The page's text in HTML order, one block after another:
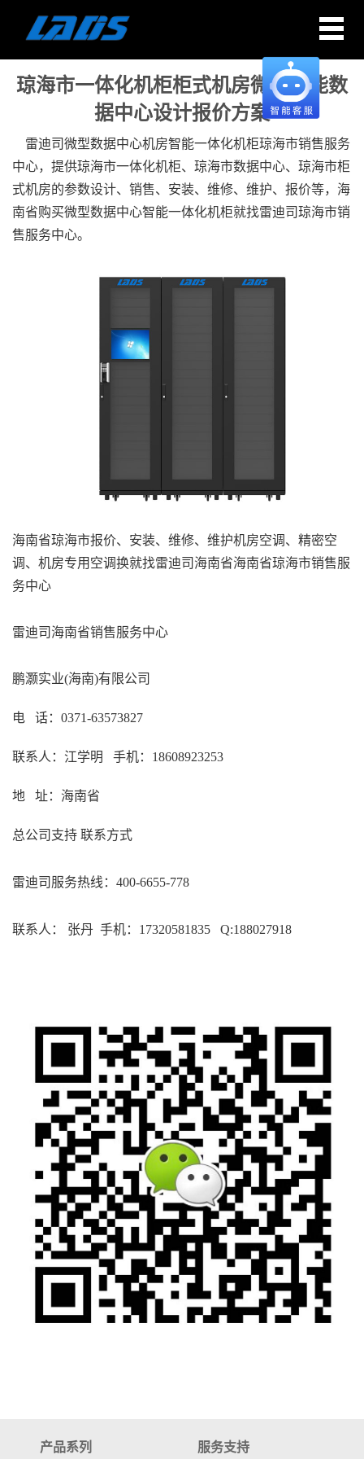
琼海市一体化机柜柜式机房微型智能数
据中心设计报价方案
雷迪司微型数据中心机房智能一体化机柜琼海市销售服务
中心，提供琼海市一体化机柜、 琼海市数据中心、 琼海市柜
式机房的参数设计、销售、安装、维修、维护、报价等， 海
南省购买微型数据中心智能一体化机柜就找雷迪司琼海市销
售服务中心。
海南省琼海市报价、 安装、维修、维护机房空调、精密空
调、机房专用空调换就找雷迪司 海南省海南省琼海市销售服
务中心
雷迪司 海南省销售服务中心
鹏灏实业(海南)有限公司
电 话： 0371-63573827
联系人：江学明 手机：18608923253
地 址： 海南省
总公司支持 联系方式
雷迪司服务热线： 400-6655-778
联系人： 张丹 手机：1 7320581835 Q:188027918
产品系列 服务支持